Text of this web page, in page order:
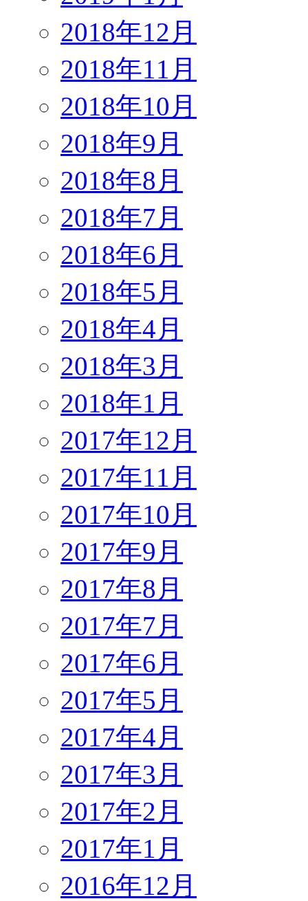
2018年12月
2018年11月
2018年10月
2018年9月
2018年8月
2018年7月
2018年6月
2018年5月
2018年4月
2018年3月
2018年1月
2017年12月
2017年11月
2017年10月
2017年9月
2017年8月
2017年7月
2017年6月
2017年5月
2017年4月
2017年3月
2017年2月
2017年1月
2016年12月